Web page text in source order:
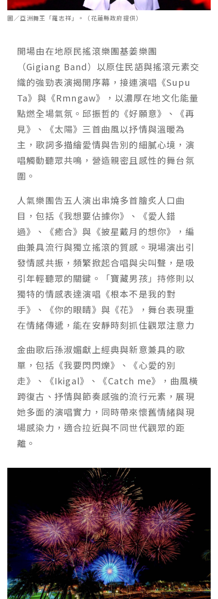
圖／亞洲舞王「羅志祥」。（花蓮縣政府提供）
開場由在地原民搖滾樂團基姜樂團
（Gigiang Band）以原住民語與搖滾元素交
織的強勁表演揭開序幕，接連演唱《Supu
Ta》與《Rmngaw》，以濃厚在地文化能量
點燃全場氣氛。邱振哲的《好願意》、《再
見》、《太陽》三首曲風以抒情與溫暖為
主，歌詞多描繪愛情與告別的細膩心境，演
唱觸動聽眾共鳴，營造親密且感性的舞台氛
圍。
人氣樂團告五人演出串燒多首膾炙人口曲
目，包括《我想要佔據你》、《愛人錯
過》、《癒合》與《披星戴月的想你》，編
曲兼具流行與獨立搖滾的質感。現場演出引
發情感共振，頻繁掀起合唱與尖叫聲，是吸
引年輕聽眾的關鍵。「寶藏男孩」持修則以
獨特的情感表達演唱《根本不是我的對
手》、《你的眼睛》與《花》，舞台表現重
在情緒傳遞，能在安靜時刻抓住觀眾注意力
金曲歌后孫淑媚獻上經典與新意兼具的歌
單，包括《我要閃閃爍》、《心愛的別
走》、《Ikigal》、《Catch me》，曲風橫
跨復古、抒情與節奏感強的流行元素，展現
她多面的演唱實力，同時帶來懷舊情緒與現
場感染力，適合拉近與不同世代觀眾的距
離。